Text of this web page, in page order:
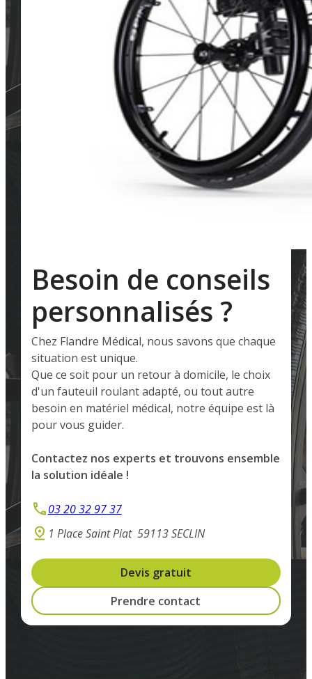
Besoin de conseils
personnalisés ?
Chez Flandre Médical, nous savons que chaque
situation est unique.
Que ce soit pour un retour à domicile, le choix
d'un fauteuil roulant adapté, ou tout autre
besoin en matériel médical, notre équipe est là
pour vous guider.
Contactez nos experts et trouvons ensemble
la solution idéale !
03 20 32 97 37
1 Place Saint Piat 59113 SECLIN
Devis gratuit
Prendre contact